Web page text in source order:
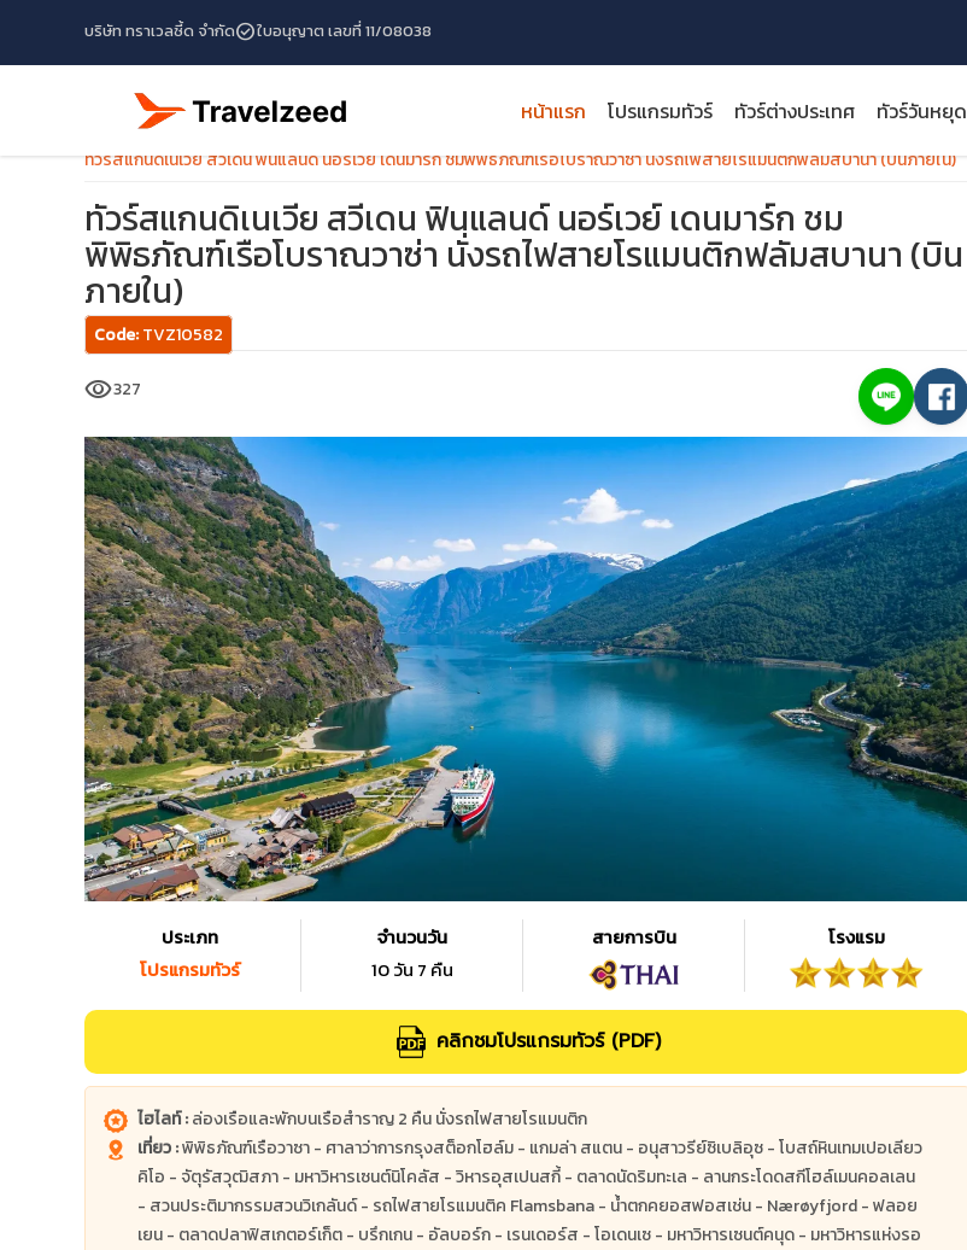
บริษัท ทราเวลซี้ด จำกัดcheck_circleใบอนุญาต เลขที่ 11/08038
หน้าแรก โปรแกรมทัวร์ ทัวร์ต่างประเทศ ทัวร์วันหยุด
travel_explore
calendar_month
search
หน้าแรก โปรแกรมทัวร์
ทัวร์เดนมาร์ก
ทัวร์สแกนดิเนเวีย สวีเดน ฟินแลนด์ นอร์เวย์ เดนมาร์ก ชมพิพิธภัณฑ์เรือโบราณวาซ่า นั่งรถไฟสายโรแมนติกฟลัมสบานา (บินภายใน)
ทัวร์สแกนดิเนเวีย สวีเดน ฟินแลนด์ นอร์เวย์ เดนมาร์ก ชม
พิพิธภัณฑ์เรือโบราณวาซ่า นั่งรถไฟสายโรแมนติกฟลัมสบานา (บิน
ภายใน)
Code:TVZ10582
visibility327
ประเภท
โปรแกรมทัวร์
จำนวนวัน
10 วัน 7 คืน
สายการบิน โรงแรม
คลิกชมโปรแกรมทัวร์ (PDF)
ไฮไลท์ :ล่องเรือและพักบนเรือสำราญ 2 คืน นั่งรถไฟสายโรแมนติก
เที่ยว :พิพิธภัณฑ์เรือวาซา - ศาลาว่าการกรุงสต็อกโฮล์ม - แกมล่า สแตน - อนุสาวรีย์ซิเบลิอุซ - โบสถ์หินเทมเปอเลียว
คิโอ - จัตุรัสวุฒิสภา - มหาวิหารเซนต์นิโคลัส - วิหารอุสเปนสกี้ - ตลาดนัดริมทะเล - ลานกระโดดสกีโฮล์เมนคอลเลน
- สวนประติมากรรมสวนวิเกลันด์ - รถไฟสายโรแมนติค Flamsbana - น้ำตกคยอสฟอสเช่น - Nærøyfjord - ฟลอย
เยน - ตลาดปลาฟิสเกตอร์เก็ต - บรึกเกน - อัลบอร์ก - เรนเดอร์ส - โอเดนเซ - มหาวิหารเซนต์คนุด - มหาวิหารแห่งรอ